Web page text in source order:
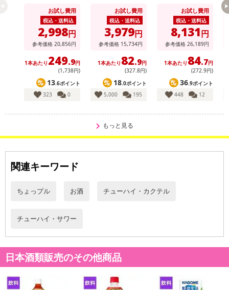
【お支払いについて】
※送料はお試し費用に含まれております。
ンクまとめて支払い、楽天ペイ、メルペイ、AEON Pay、Amazon
Payでお支払いの場合、決済のため外部サイトへ遷移します。
※予約商品は決済手段ごとに定められた決済期限日にお支払いを完
了することがございます。ご了承いただいたうえでお申し込みくだ
※配送日時の指定が可能な商品の場合、商品によってご指定できる
カート機能をご利用の場合は、配送日時指定をご利用いただけませ
発送日カレンダー
お試し費用
税込・送料込
2,998円
参考価格 20,856円
1本あたり 249.9円
(1,738円)
13.6ポイント
323
0
お試し費用
税込・送料込
3,979円
参考価格 15,734円
1本あたり 82.9円
(327.8円)
18.0ポイント
5,000
195
お試し費用
税込・送料込
8,131円
参考価格 26,189円
1本あたり 84.7円
(272 .9円)
36.9ポイント
448
12
もっと見る
関連キーワード
ちょっプル お酒 チューハイ・カクテル
チューハイ・サワー
日本酒類販売のその他商品